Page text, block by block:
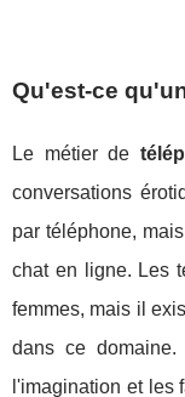
Qu'est-ce
Le métier de
conversations
par téléphone,
chat en ligne. Les
femmes, mais il
dans ce
l'imagination et les